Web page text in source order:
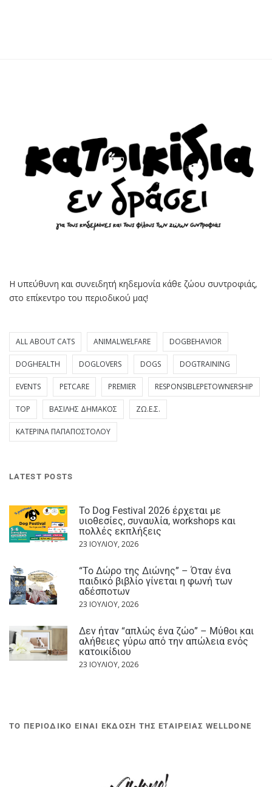
Η υπεύθυνη και συνειδητή κηδεμονία κάθε ζώου συντροφιάς,
στο επίκεντρο του περιοδικού μας!
ALL ABOUT CATS ANIMALWELFARE DOGBEHAVIOR
DOGHEALTH DOGLOVERS DOGS DOGTRAINING
EVENTS PETCARE PREMIER RESPONSIBLEPETOWNERSHIP
TOP ΒΑΣΊΛΗΣ ΔΗΜΆΚΟΣ ΖΩ.Ε.Σ.
ΚΑΤΕΡΊΝΑ ΠΑΠΑΠΟΣΤΌΛΟΥ
LATEST POSTS
Το Dog Festival 2026 έρχεται με
υιοθεσίες, συναυλία, workshops και
πολλές εκπλήξεις
23 ΙΟΥΛΊΟΥ, 2026
“Το Δώρο της Διώνης” – Όταν ένα
παιδικό βιβλίο γίνεται η φωνή των
αδέσποτων
23 ΙΟΥΛΊΟΥ, 2026
Δεν ήταν “απλώς ένα ζώο” – Μύθοι και
αλήθειες γύρω από την απώλεια ενός
κατοικίδιου
23 ΙΟΥΛΊΟΥ, 2026
ΤΟ ΠΕΡΙΟΔΙΚΟ ΕΙΝΑΙ ΕΚΔΟΣΗ ΤΗΣ ΕΤΑΙΡΕΙΑΣ WELLDONE